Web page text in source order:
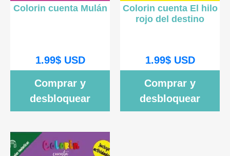
Colorin cuenta Mulán
1.99$USD
Comprar y
desbloquear
Colorin cuenta El hilo
rojo del destino
1.99$USD
Comprar y
desbloquear